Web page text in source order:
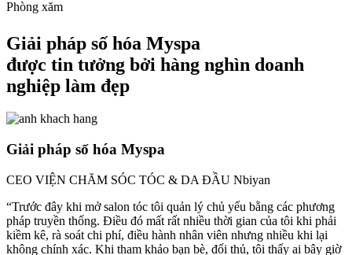
Phòng xăm
Giải pháp số hóa Myspa
được tin tưởng bởi hàng nghìn doanh
nghiệp làm đẹp
Giải pháp số hóa Myspa
CEO VIỆN CHĂM SÓC TÓC & DA ĐẦU Nbiyan
“Trước đây khi mở salon tóc tôi quản lý chủ yếu bằng các phương
pháp truyền thống. Điều đó mất rất nhiều thời gian của tôi khi phải
kiềm kê, rà soát chi phí, điều hành nhân viên nhưng nhiều khi lại
không chính xác. Khi tham khảo bạn bè, đối thủ, tôi thấy ai bây giờ